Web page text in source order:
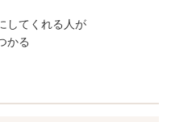
してくれる人が
かる